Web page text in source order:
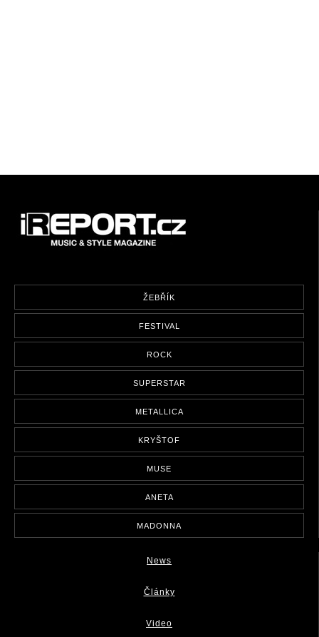
ŽEBŘÍK
FESTIVAL
ROCK
SUPERSTAR
METALLICA
KRYŠTOF
MUSE
ANETA
MADONNA
News
Články
Video